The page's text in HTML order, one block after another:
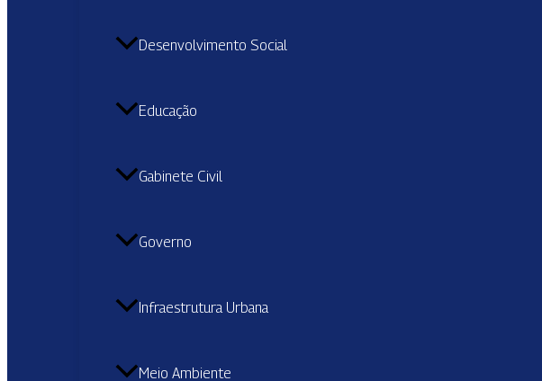
Desenvolvimento Social
Educação
Gabinete Civil
Governo
Infraestrutura Urbana
Meio Ambiente